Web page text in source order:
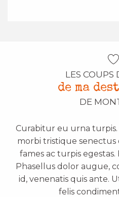
LES COUPS
de ma
DE
Curabitur eu urna
morbi tristique
fames ac turpis
Phasellus dolor augue,
id, venenatis quis ante.
felis